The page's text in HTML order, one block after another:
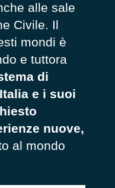
alle sale
Civile. Il
mondi è
e tuttora
di
e i suoi
nuove,
al mondo